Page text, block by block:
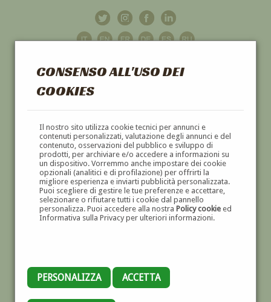
CONSENSO ALL'USO DEI
COOKIES
Il nostro sito utilizza cookie tecnici per annunci e
contenuti personalizzati, valutazione degli annunci e del
contenuto, osservazioni del pubblico e sviluppo di
prodotti, per archiviare e/o accedere a informazioni su
un dispositivo. Vorremmo anche impostare dei cookie
opzionali (analitici e di profilazione) per offrirti la
migliore esperienza e inviarti pubblicità personalizzata.
Puoi scegliere di gestire le tue preferenze e accettare,
selezionare o rifiutare tutti i cookie dal pannello
personalizza. Puoi accedere alla nostra Policy cookieed
Informativa sulla Privacy per ulteriori informazioni.
PERSONALIZZA ACCETTA
GALLERIAD'ARTE
DIPINTI E SCULTURE '800 E '900